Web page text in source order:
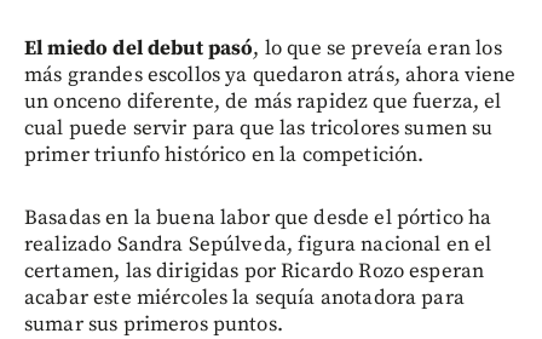
El miedo del debut pasó, lo que se preveía eran los
más grandes escollos ya quedaron atrás, ahora viene
un onceno diferente, de más rapidez que fuerza, el
cual puede servir para que las tricolores sumen su
primer triunfo histórico en la competición.
Basadas en la buena labor que desde el pórtico ha
realizado Sandra Sepúlveda, figura nacional en el
certamen, las dirigidas por Ricardo Rozo esperan
acabar este miércoles la sequía anotadora para
sumar sus primeros puntos.